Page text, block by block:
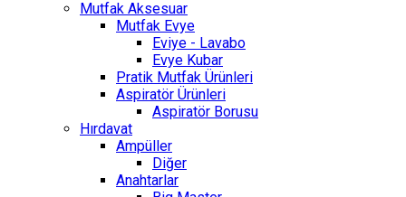
Mutfak Aksesuar
Mutfak Evye
Eviye - Lavabo
Evye Kubar
Pratik Mutfak Ürünleri
Aspiratör Ürünleri
Aspiratör Borusu
Hırdavat
Ampüller
Diğer
Anahtarlar